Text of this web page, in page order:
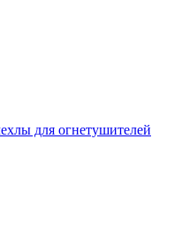
для огнетушителей